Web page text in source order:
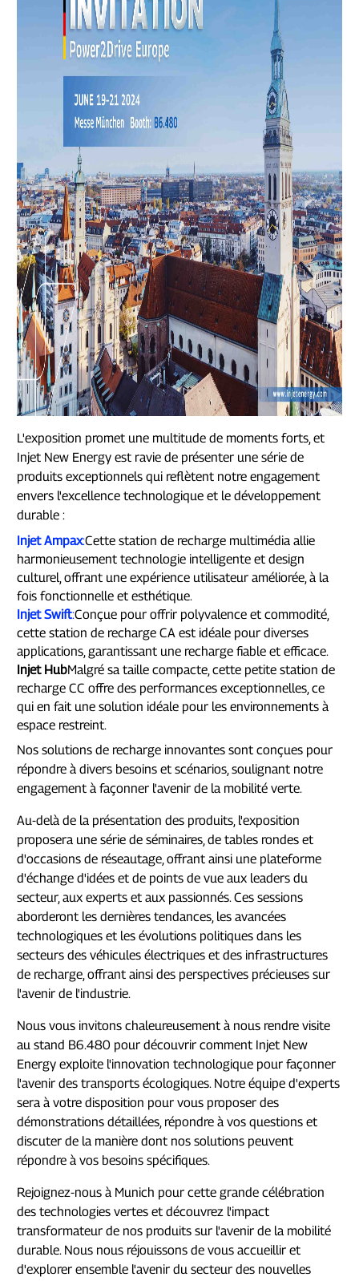
L'exposition promet une multitude de moments forts, et
Injet New Energy est ravie de présenter une série de
produits exceptionnels qui reflètent notre engagement
envers l'excellence technologique et le développement
durable :
Injet Ampax:Cette station de recharge multimédia allie
harmonieusement technologie intelligente et design
culturel, offrant une expérience utilisateur améliorée, à la
fois fonctionnelle et esthétique.
Injet Swift:Conçue pour offrir polyvalence et commodité,
cette station de recharge CA est idéale pour diverses
applications, garantissant une recharge fiable et efficace.
Injet HubMalgré sa taille compacte, cette petite station de
recharge CC offre des performances exceptionnelles, ce
qui en fait une solution idéale pour les environnements à
espace restreint.
Nos solutions de recharge innovantes sont conçues pour
répondre à divers besoins et scénarios, soulignant notre
engagement à façonner l'avenir de la mobilité verte.
Au-delà de la présentation des produits, l'exposition
proposera une série de séminaires, de tables rondes et
d'occasions de réseautage, offrant ainsi une plateforme
d'échange d'idées et de points de vue aux leaders du
secteur, aux experts et aux passionnés. Ces sessions
aborderont les dernières tendances, les avancées
technologiques et les évolutions politiques dans les
secteurs des véhicules électriques et des infrastructures
de recharge, offrant ainsi des perspectives précieuses sur
l'avenir de l'industrie.
Nous vous invitons chaleureusement à nous rendre visite
au stand B6.480 pour découvrir comment Injet New
Energy exploite l'innovation technologique pour façonner
l'avenir des transports écologiques. Notre équipe d'experts
sera à votre disposition pour vous proposer des
démonstrations détaillées, répondre à vos questions et
discuter de la manière dont nos solutions peuvent
répondre à vos besoins spécifiques.
Rejoignez-nous à Munich pour cette grande célébration
des technologies vertes et découvrez l'impact
transformateur de nos produits sur l'avenir de la mobilité
durable. Nous nous réjouissons de vous accueillir et
d'explorer ensemble l'avenir du secteur des nouvelles